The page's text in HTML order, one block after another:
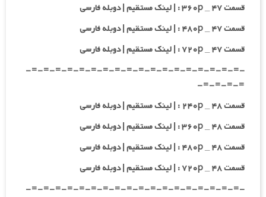
قسمت ۴۷ _ ۳۶۰p : | لینک مستقیم | دوبله فارسی
قسمت ۴۷ _ ۴۸۰p : | لینک مستقیم | دوبله فارسی
قسمت ۴۷ _ ۷۲۰p : | لینک مستقیم | دوبله فارسی
-=-=-=-=-=-=-=-=-=-=-=-=-=-=-=-=-=-=-
=-=-=-=-
قسمت ۴۸ _ ۲۴۰p : | لینک مستقیم | دوبله فارسی
قسمت ۴۸ _ ۳۶۰p : | لینک مستقیم | دوبله فارسی
قسمت ۴۸ _ ۴۸۰p : | لینک مستقیم | دوبله فارسی
قسمت ۴۸ _ ۷۲۰p : | لینک مستقیم | دوبله فارسی
-=-=-=-=-=-=-=-=-=-=-=-=-=-=-=-=-=-=-